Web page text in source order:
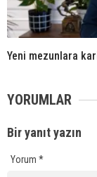
Yeni mezunlara
YORUMLAR
Bir yanıt yazın
Yorum *